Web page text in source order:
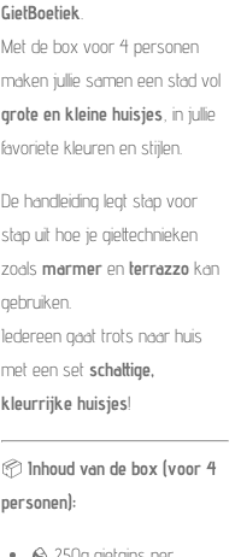
GietBoetiek.
Met de box voor 4 personen
maken jullie samen een stad vol
grote en kleine huisjes, in jullie
favoriete kleuren en stijlen.
De handleiding legt stap voor
stap uit hoe je giettechnieken
zoals marmer en terrazzo kan
gebruiken.
Iedereen gaat trots naar huis
met een set schattige,
kleurrijke huisjes!
📦 Inhoud van de box (voor 4
personen):